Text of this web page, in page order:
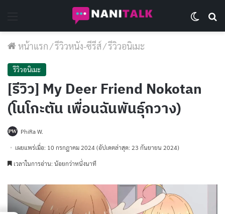
หน้าแรก/รีวิวหนัง-ซีรีส์/รีวิวอนิเมะ
รีวิวอนิเมะ
[รีวิว] My Deer Friend Nokotan
(โนโกะตัน เพื่อนฉันพันธุ์กวาง)
PhiRa W.
เผยแพร่เมื่อ: 10 กรกฎาคม 2024 (อัปเดตล่าสุด: 23 กันยายน 2024)
เวลาในการอ่าน: น้อยกว่าหนึ่งนาที